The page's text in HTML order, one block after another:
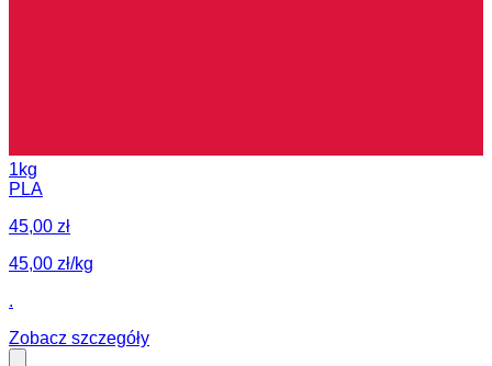
1kg
PLA
45,00 zł
45,00 zł/kg
.
Zobacz szczegóły